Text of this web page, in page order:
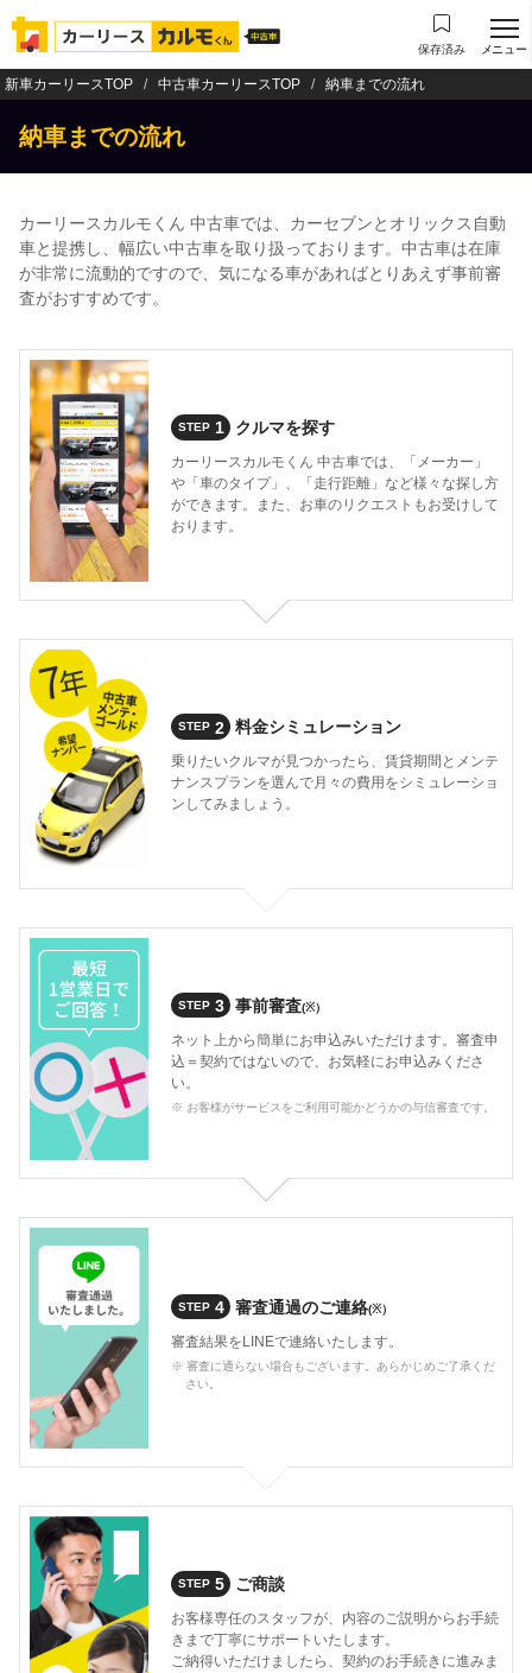
保存済み メニュー
新車カーリースTOP 中古車カーリースTOP 納車までの流れ
納車までの流れ
カーリースカルモくん 中古車では、カーセブンとオリックス自動
車と提携し、幅広い中古車を取り扱っております。中古車は在庫
が非常に流動的ですので、気になる車があればとりあえず事前審
査がおすすめです。
STEP 1 クルマを探す
カーリースカルモくん 中古車では、「メーカー」
や「車のタイプ」、「走行距離」など様々な探し方
ができます。また、お車のリクエストもお受けして
おります。
STEP 2 料金シミュレーション
乗りたいクルマが見つかったら、賃貸期間とメンテ
ナンスプランを選んで月々の費用をシミュレーショ
ンしてみましょう。
STEP 3 事前審査(※）
ネット上から簡単にお申込みいただけます。審査申
込＝契約ではないので、お気軽にお申込みくださ
い。
※ お客様がサービスをご利用可能かどうかの与信審査です。
STEP 4 審査通過のご連絡(※）
審査結果をLINEで連絡いたします。
※ 審査に通らない場合もございます。あらかじめご了承くだ
さい。
STEP 5 ご商談
お客様専任のスタッフが、内容のご説明からお手続
きまで丁寧にサポートいたします。
ご納得いただけましたら、契約のお手続きに進みま